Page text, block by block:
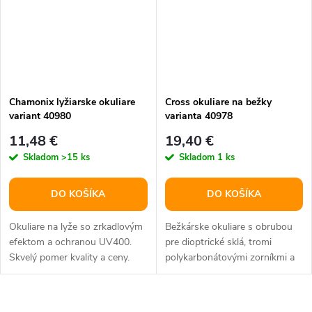
Chamonix lyžiarske okuliare
variant 40980
11,48 €
Skladom >15 ks
DO KOŠÍKA
Okuliare na lyže so zrkadlovým
efektom a ochranou UV400.
Skvelý pomer kvality a ceny.
Cross okuliare na bežky
varianta 40978
19,40 €
Skladom 1 ks
DO KOŠÍKA
Bežkárske okuliare s obrubou
pre dioptrické sklá, tromi
polykarbonátovými zorníkmi a
gumovým pásikom. Skvelý